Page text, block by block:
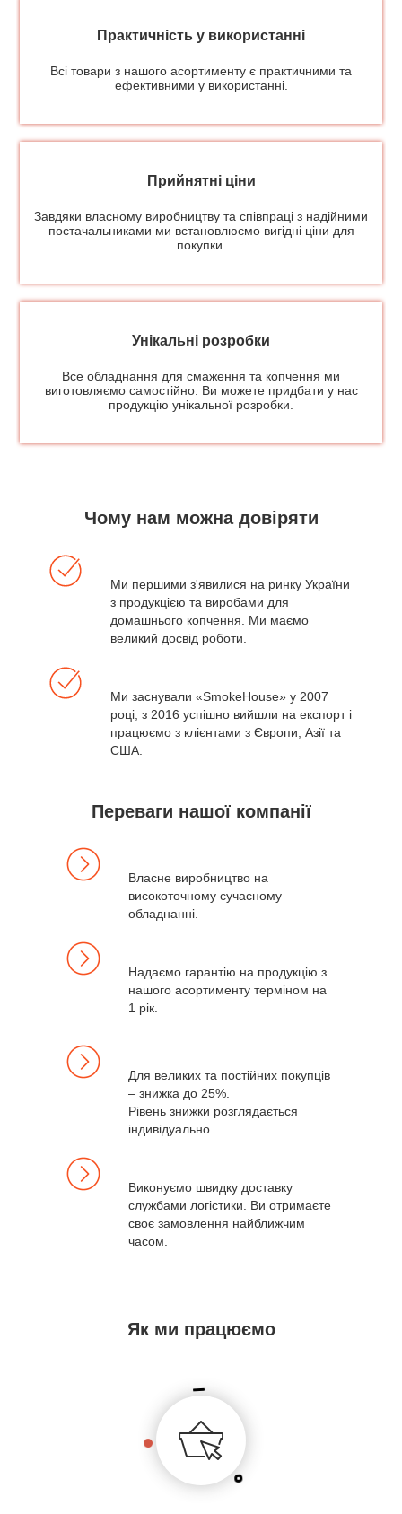
Практичність у використанні
Всі товари з нашого асортименту є практичними та
ефективними у використанні.
Прийнятні ціни
Завдяки власному виробництву та співпраці з надійними
постачальниками ми встановлюємо вигідні ціни для
покупки.
Унікальні розробки
Все обладнання для смаження та копчення ми
виготовляємо самостійно. Ви можете придбати у нас
продукцію унікальної розробки.
Чому нам можна довіряти
Ми першими з'явилися на ринку України
з продукцією та виробами для
домашнього копчення. Ми маємо
великий досвід роботи.
Ми заснували «SmokeHouse» у 2007
році, з 2016 успішно вийшли на експорт і
працюємо з клієнтами з Європи, Азії та
США.
Переваги нашої компанії
Власне виробництво на
високоточному сучасному
обладнанні.
Надаємо гарантію на продукцію з
нашого асортименту терміном на
1 рік.
Для великих та постійних покупців
– знижка до 25%.
Рівень знижки розглядається
індивідуально.
Виконуємо швидку доставку
службами логістики. Ви отримаєте
своє замовлення найближчим
часом.
Як ми працюємо